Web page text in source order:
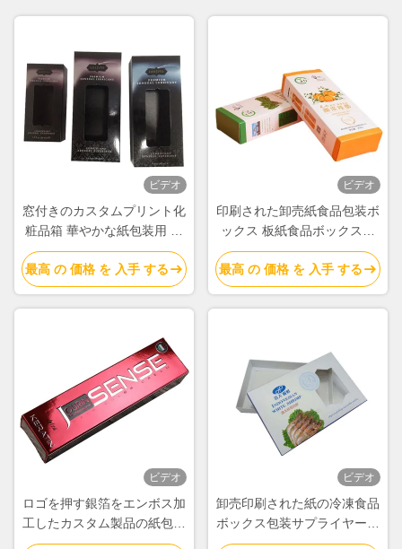
ビデオ
窓付きのカスタムプリント化
粧品箱 華やかな紙包装用 ホ
ットフォイルのロゴで 美容
とスキンケア製品
最高 の 価格 を 入手 する
ビデオ
印刷された卸売紙食品包装ボ
ックス 板紙食品ボックスサ
プライヤー
最高 の 価格 を 入手 する
ビデオ
ロゴを押す銀箔をエンボス加
工したカスタム製品の紙包装
箱
ビデオ
卸売印刷された紙の冷凍食品
ボックス包装サプライヤー販
売